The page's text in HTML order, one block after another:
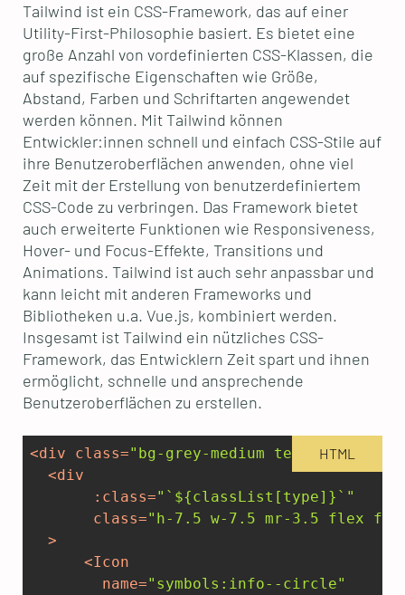
Tailwind ist ein CSS-Framework, das auf einer
Utility-First-Philosophie basiert. Es bietet eine
große Anzahl von vordefinierten CSS-Klassen, die
auf spezifische Eigenschaften wie Größe,
Abstand, Farben und Schriftarten angewendet
werden können. Mit Tailwind können
Entwickler:innen schnell und einfach CSS-Stile auf
ihre Benutzeroberflächen anwenden, ohne viel
Zeit mit der Erstellung von benutzerdefiniertem
CSS-Code zu verbringen. Das Framework bietet
auch erweiterte Funktionen wie Responsiveness,
Hover- und Focus-Effekte, Transitions und
Animations. Tailwind ist auch sehr anpassbar und
kann leicht mit anderen Frameworks und
Bibliotheken u.a. Vue.js, kombiniert werden.
Insgesamt ist Tailwind ein nützliches CSS-
Framework, das Entwicklern Zeit spart und ihnen
ermöglicht, schnelle und ansprechende
Benutzeroberflächen zu erstellen.
HTML
<div class="bg-grey-medium text-primary
<div
:class="`${classList[type]}`"
class="h-7.5 w-7.5 mr-3.5 flex
  >
<Icon
name="symbols:info--circle"